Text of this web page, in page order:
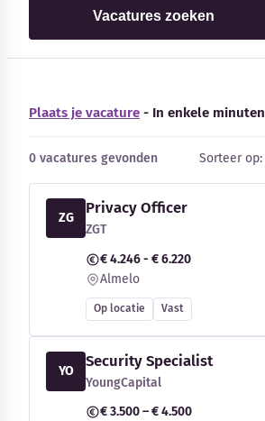
Vacatures zoeken
Plaats je vacature - In enkele minuten
0 vacatures gevonden Sorteer op:
ZG
Privacy Officer
ZGT
€ 4.246 - € 6.220
Almelo
Op locatie Vast
YO
Security Specialist
YoungCapital
€ 3.500 – € 4.500